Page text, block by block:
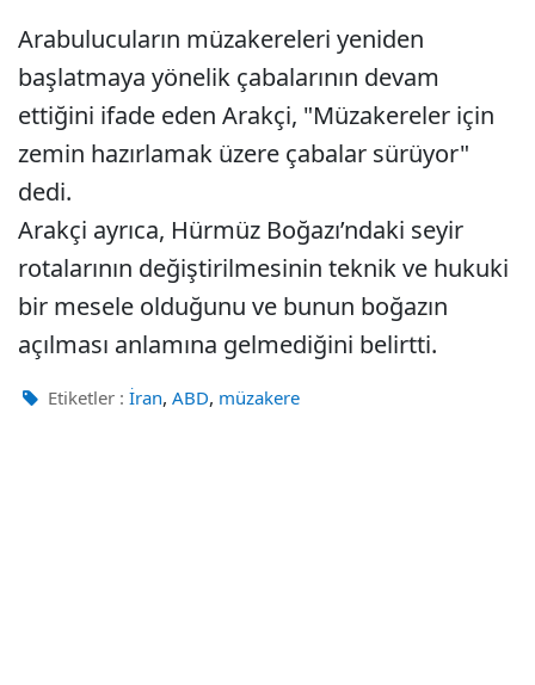
Arabulucuların müzakereleri yeniden
başlatmaya yönelik çabalarının devam
ettiğini ifade eden Arakçi, "Müzakereler için
zemin hazırlamak üzere çabalar sürüyor"
dedi.
Arakçi ayrıca, Hürmüz Boğazı’ndaki seyir
rotalarının değiştirilmesinin teknik ve hukuki
bir mesele olduğunu ve bunun boğazın
açılması anlamına gelmediğini belirtti.
Etiketler : İran, ABD, müzakere